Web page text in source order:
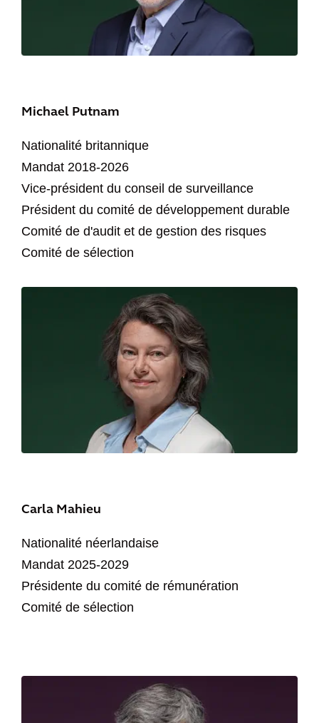
Michael Putnam
Nationalité britannique
Mandat 2018-2026
Vice-président du conseil de surveillance
Président du comité de développement durable
Comité de d'audit et de gestion des risques
Comité de sélection
Carla Mahieu
Nationalité néerlandaise
Mandat 2025-2029
Présidente du comité de rémunération
Comité de sélection